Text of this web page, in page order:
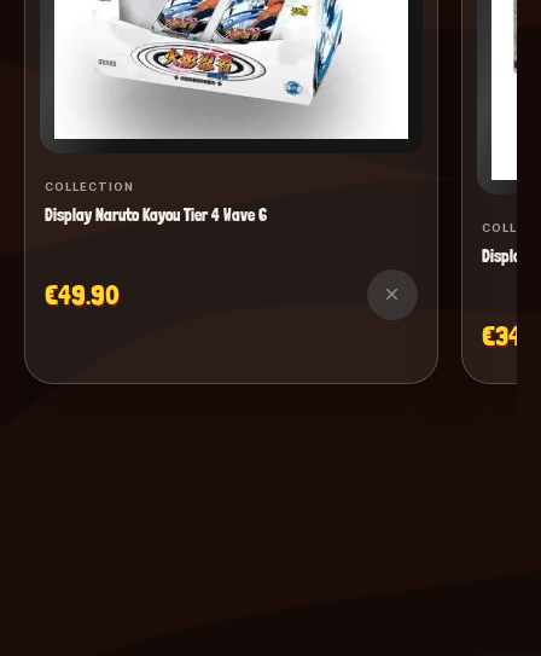
COLLECTION
Display Naruto Kayou Tier 4 Wave 6
€49.90 ×
Display